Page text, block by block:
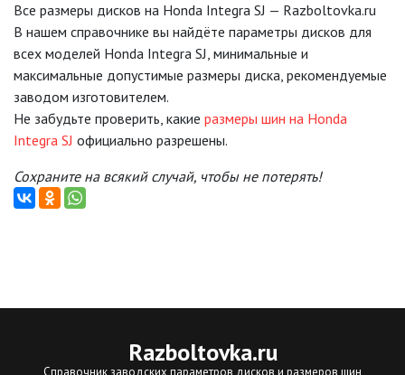
Все размеры дисков на Honda Integra SJ — Razboltovka.ru
В нашем справочнике вы найдёте параметры дисков для
всех моделей Honda Integra SJ, минимальные и
максимальные допустимые размеры диска, рекомендуемые
заводом изготовителем.
Не забудьте проверить, какие размеры шин на Honda
Integra SJ официально разрешены.
Сохраните на всякий случай, чтобы не потерять!
Razboltovka.ru
Справочник заводских параметров дисков и размеров шин